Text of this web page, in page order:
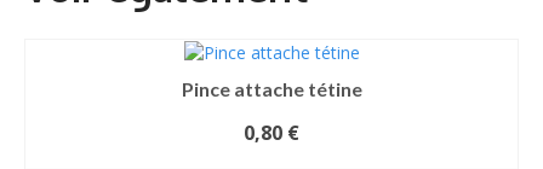
Pince attache tétine
0,80 €